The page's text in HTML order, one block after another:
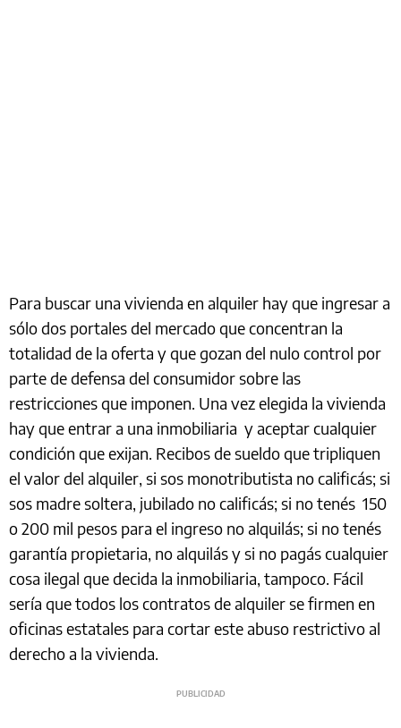
Para buscar una vivienda en alquiler hay que ingresar a
sólo dos portales del mercado que concentran la
totalidad de la oferta y que gozan del nulo control por
parte de defensa del consumidor sobre las
restricciones que imponen. Una vez elegida la vivienda
hay que entrar a una inmobiliaria y aceptar cualquier
condición que exijan. Recibos de sueldo que tripliquen
el valor del alquiler, si sos monotributista no calificás; si
sos madre soltera, jubilado no calificás; si no tenés 150
o 200 mil pesos para el ingreso no alquilás; si no tenés
garantía propietaria, no alquilás y si no pagás cualquier
cosa ilegal que decida la inmobiliaria, tampoco. Fácil
sería que todos los contratos de alquiler se firmen en
oficinas estatales para cortar este abuso restrictivo al
derecho a la vivienda.